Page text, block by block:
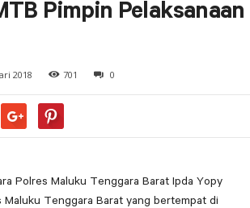
Pimpin Pelaksanaan
2018 701 0
Polres Maluku Tenggara Barat Ipda Yopy
Tenggara Barat yang bertempat di